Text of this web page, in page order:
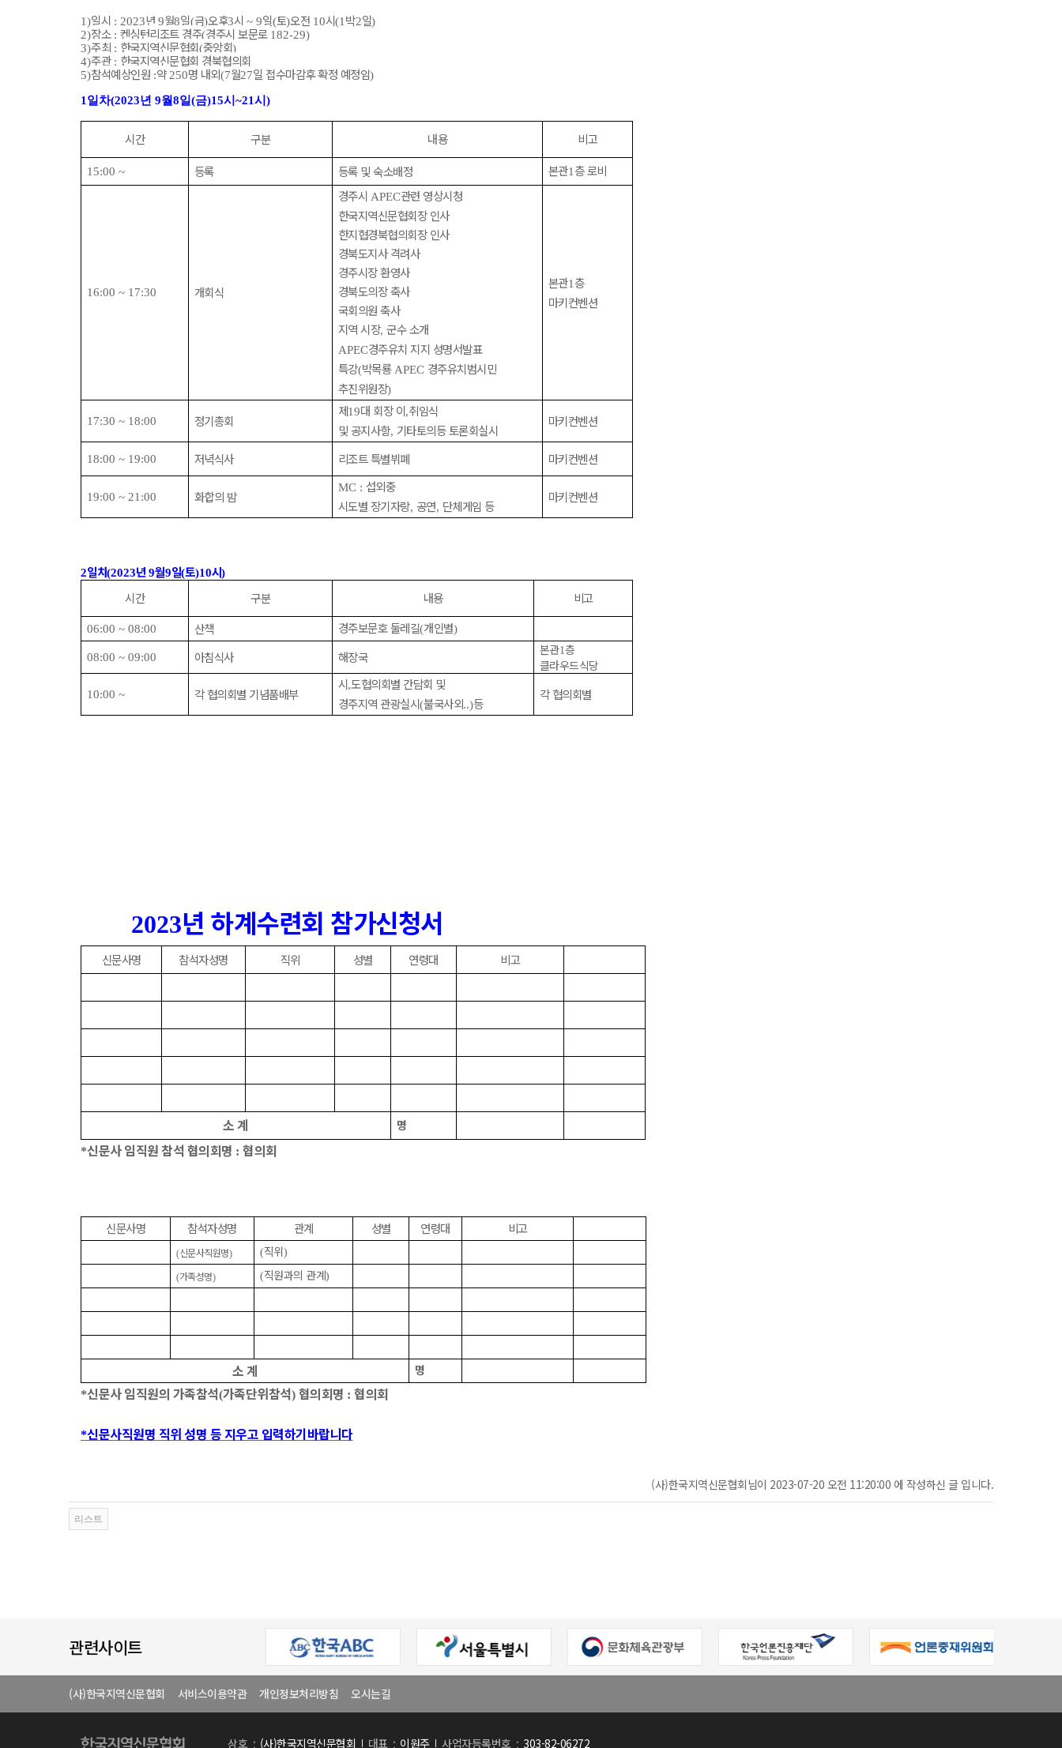
1)일시 : 2023년 9월8일(금)오후3시 ~ 9일(토)오전 10시(1 박2일)
2)장소 : 켄싱턴리조트 경주(경주시 보문로 182-29)
3)주최 : 한국지역신문협회(중앙회)
4)주관 : 한국지역신문협회 경북협의회
5)참석예상인원 :약 250명 내외(7월27일 접수마감후 확정 예정임)
1 일차(2023년 9월8일(금)15시 ~21시 )
시간 구분 내용 비고
15:00 ~ 등록 등록 및 숙소배정 본관1 층 로비
16:00 ~ 17:30 개회식
경주시 APEC관련 영상시청
한국지역신문협회장 인사
한지협경북협의회장 인사
경북도지사 격려사
경주시장 환영사
경북도의장 축사
국회의원 축사
지역 시장,군수 소개
APEC경주유치 지지 성명서발표
특강(박목룡 APEC 경주유치범시민
추진위원장)
본관1 층
마키컨벤션
17:30 ~ 18:00 정기총회
제19대 회장 이,취임식
및 공지사항, 기타토의등 토론회실시
마키컨벤션
18:00 ~ 19:00 저녁식사 리조트 특별뷔폐 마키컨벤션
19:00 ~ 21:00 화합의 밤
MC : 섭외중
시도별 장기자랑, 공연, 단체게임 등
마키컨벤션
2일차(2023년 9월9일(토)10시)
시간 구분 내용 비고
06:00 ~ 08:00 산책 경주보문호 둘레길(개인별)
08:00 ~ 09:00 아침식사 해장국 본관1층
클라우드식당
10:00 ~ 각 협의회별 기념품배부
시,도협의회별 간담회 및
경주지역 관광실시(불국사외..)등
각 협의회별
2023년 하계수련회 참가신청서
신문사명 참석자성명 직위 성별 연령대 비고
소 계 명
*신문사 임직원 참석 협의회명 : 협의회
신문사명 참석자성명 관계 성별 연령대 비고
(신문사직원명) (직위)
(가족성명) (직원과의 관계)
소 계 명
*신문사 임직원의 가족참석(가족단위참석) 협의회명 : 협의회
*신문사직원명 직위 성명 등 지우고 입력하기바랍니다
(사)한국지역신문협회님이 2023-07-20 오전 11:20:00 에 작성하신 글 입니다.
관련사이트
(사)한국지역신문협회 서비스이용약관 개인정보처리방침 오시는길
상호 (사)한국지역신문협회 대표 이원주 사업자등록번호 303-82-06272